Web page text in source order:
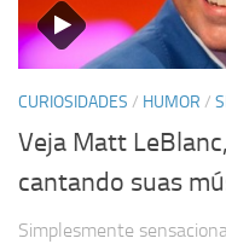
CURIOSIDADES / HUMOR /
Veja Matt
cantando suas
Simplesmente